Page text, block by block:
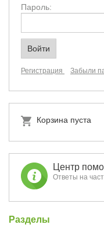
Пароль:
Регистрация Забыли
Корзина пуста
Центр
Ответы на
Разделы